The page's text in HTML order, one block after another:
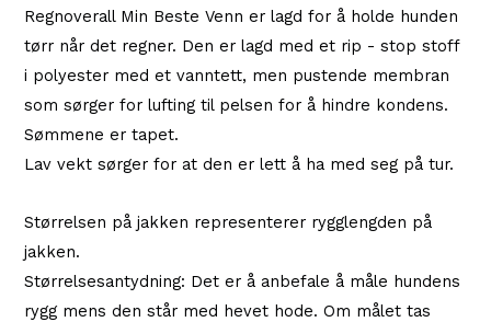
Regnoverall Min Beste Venn er lagd for å holde hunden
tørr når det regner. Den er lagd med et rip - stop stoff
i polyester med et vanntett, men pustende membran
som sørger for lufting til pelsen for å hindre kondens.
Sømmene er tapet.
Lav vekt sørger for at den er lett å ha med seg på tur.
Størrelsen på jakken representerer rygglengden på
jakken.
Størrelsesantydning: Det er å anbefale å måle hundens
rygg mens den står med hevet hode. Om målet tas